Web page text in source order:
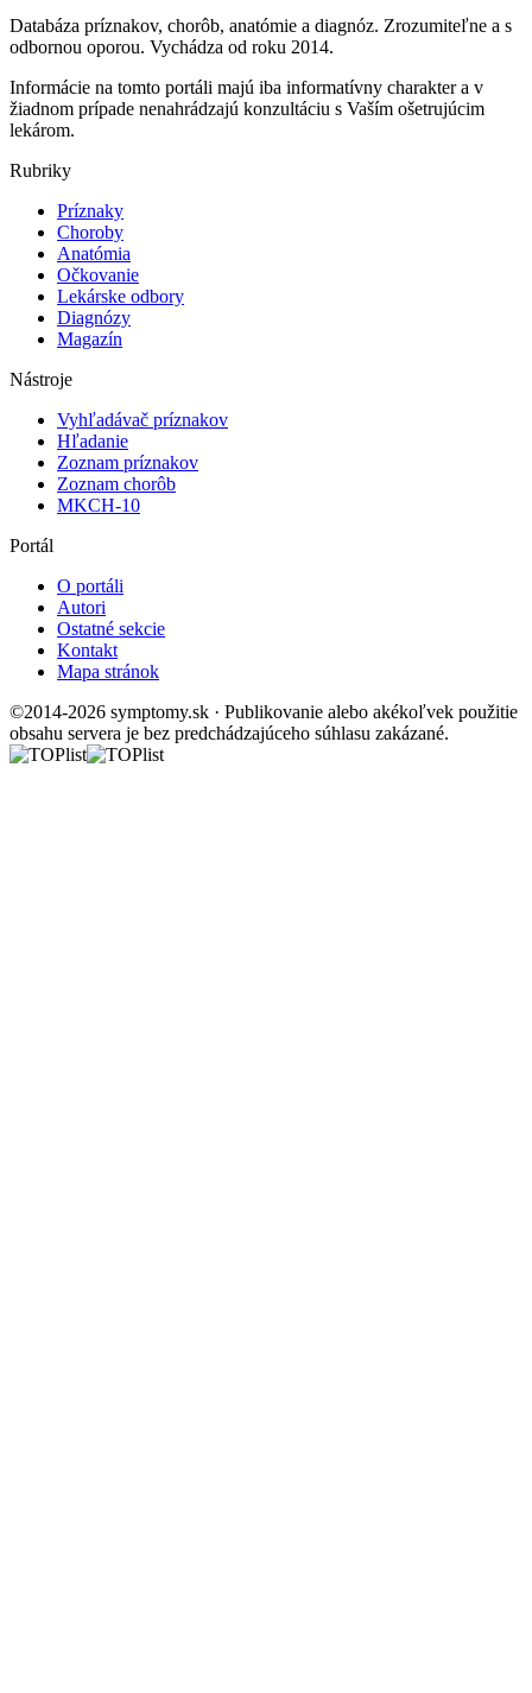
Databáza príznakov, chorôb, anatómie a diagnóz. Zrozumiteľne a s
odbornou oporou. Vychádza od roku 2014.
Informácie na tomto portáli majú iba informatívny charakter a v
žiadnom prípade nenahrádzajú konzultáciu s Vaším ošetrujúcim
lekárom.
Rubriky
Príznaky
Choroby
Anatómia
Očkovanie
Lekárske odbory
Diagnózy
Magazín
Nástroje
Vyhľadávač príznakov
Hľadanie
Zoznam príznakov
Zoznam chorôb
MKCH-10
Portál
O portáli
Autori
Ostatné sekcie
Kontakt
Mapa stránok
©2014-2026 symptomy.sk · Publikovanie alebo akékoľvek použitie
obsahu servera je bez predchádzajúceho súhlasu zakázané.